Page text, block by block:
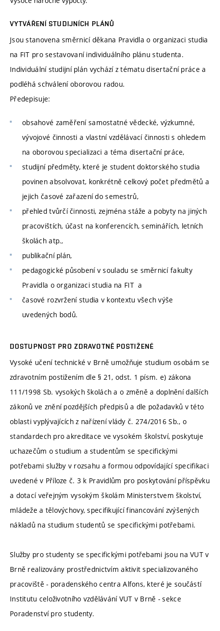
VYTVÁŘENÍ STUDIJNÍCH PLÁNŮ
Jsou stanovena směrnicí děkana Pravidla o organizaci studia
na FIT pro sestavovaní individuálního plánu studenta.
Individuální studijní plán vychází z tématu disertační práce a
podléhá schválení oborovou radou.
Předepisuje:
obsahové zaměření samostatné vědecké, výzkumné,
vývojové činnosti a vlastní vzdělávací činnosti s ohledem
na oborovou specializaci a téma disertační práce,
studijní předměty, které je student doktorského studia
povinen absolvovat, konkrétně celkový počet předmětů a
jejich časové zařazení do semestrů,
přehled tvůrčí činnosti, zejména stáže a pobyty na jiných
pracovištích, účast na konferencích, seminářích, letních
školách atp.,
publikační plán,
pedagogické působení v souladu se směrnicí fakulty
Pravidla o organizaci studia na FIT a
časové rozvržení studia v kontextu všech výše
uvedených bodů.
DOSTUPNOST PRO ZDRAVOTNĚ POSTIŽENÉ
Vysoké učení technické v Brně umožňuje studium osobám se
zdravotním postižením dle § 21, odst. 1 písm. e) zákona
111/1998 Sb. vysokých školách a o změně a doplnění dalších
zákonů ve znění pozdějších předpisů a dle požadavků v této
oblasti vyplývajících z nařízení vlády č. 274/2016 Sb., o
standardech pro akreditace ve vysokém školství, poskytuje
uchazečům o studium a studentům se specifickými
potřebami služby v rozsahu a formou odpovídající specifikaci
uvedené v Příloze č. 3 k Pravidlům pro poskytování příspěvku
a dotací veřejným vysokým školám Ministerstvem školství,
mládeže a tělovýchovy, specifikující financování zvýšených
nákladů na studium studentů se specifickými potřebami.
Služby pro studenty se specifickými potřebami jsou na VUT v
Brně realizovány prostřednictvím aktivit specializovaného
pracoviště - poradenského centra Alfons, které je součástí
Institutu celoživotního vzdělávání VUT v Brně - sekce
Poradenství pro studenty.